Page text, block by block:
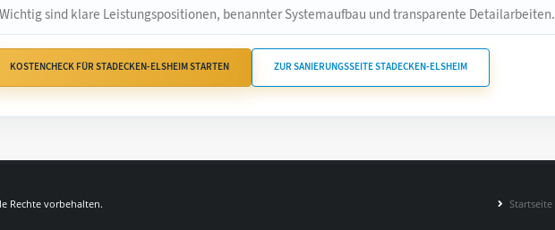
Wichtig sind klare Leistungspositionen, benannter Systemaufbau und transparente Detailarbeiten.
KOSTENCHECK FÜR STADECKEN-ELSHEIM STARTEN ZUR SANIERUNGSSEITE STADECKEN-ELSHEIM
Rechte vorbehalten. Startseite